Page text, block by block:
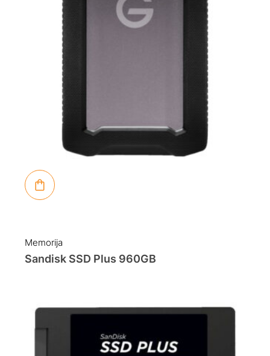
Memorija
Sandisk SSD Plus 960GB